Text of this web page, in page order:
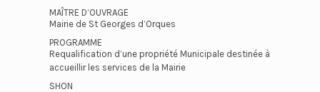
MAÎTRE D’OUVRAGE
Mairie de St Georges d’Orques
PROGRAMME
Requalification d’une propriété Municipale destinée à
accueillir les services de la Mairie
SHON